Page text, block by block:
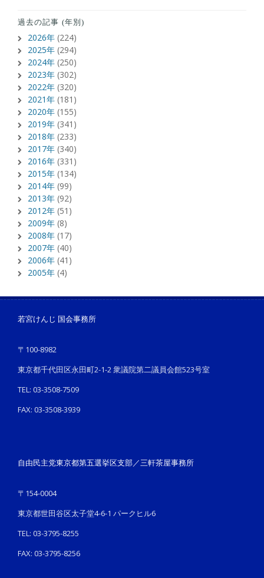
過去の記事 (年別)
2026年 (224)
2025年 (294)
2024年 (250)
2023年 (302)
2022年 (320)
2021年 (181)
2020年 (155)
2019年 (341)
2018年 (233)
2017年 (340)
2016年 (331)
2015年 (134)
2014年 (99)
2013年 (92)
2012年 (51)
2009年 (8)
2008年 (17)
2007年 (40)
2006年 (41)
2005年 (4)
若宮けんじ 国会事務所
〒100-8982
東京都千代田区永田町2-1-2 衆議院第二議員会館523号室
TEL: 03-3508-7509
FAX: 03-3508-3939
自由民主党東京都第五選挙区支部／三軒茶屋事務所
〒154-0004
東京都世田谷区太子堂4-6-1 パークヒル6
TEL: 03-3795-8255
FAX: 03-3795-8256